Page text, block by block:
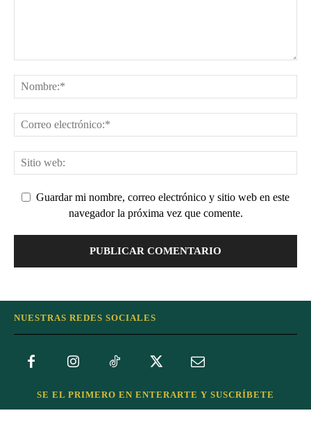
Guardar mi nombre, correo electrónico y sitio web en este
navegador la próxima vez que comente.
NUESTRAS REDES SOCIALES
SE EL PRIMERO EN ENTERARTE Y SUSCRÍBETE